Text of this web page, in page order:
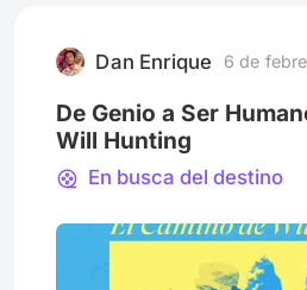
10: “Un tsunami registrado
Dan Enrique 6 de
De Genio a Ser
Will Hunting
En busca del destino